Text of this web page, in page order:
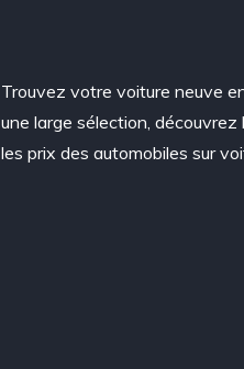
Trouvez votre voiture neuve
une large sélection,
les prix des automobiles sur